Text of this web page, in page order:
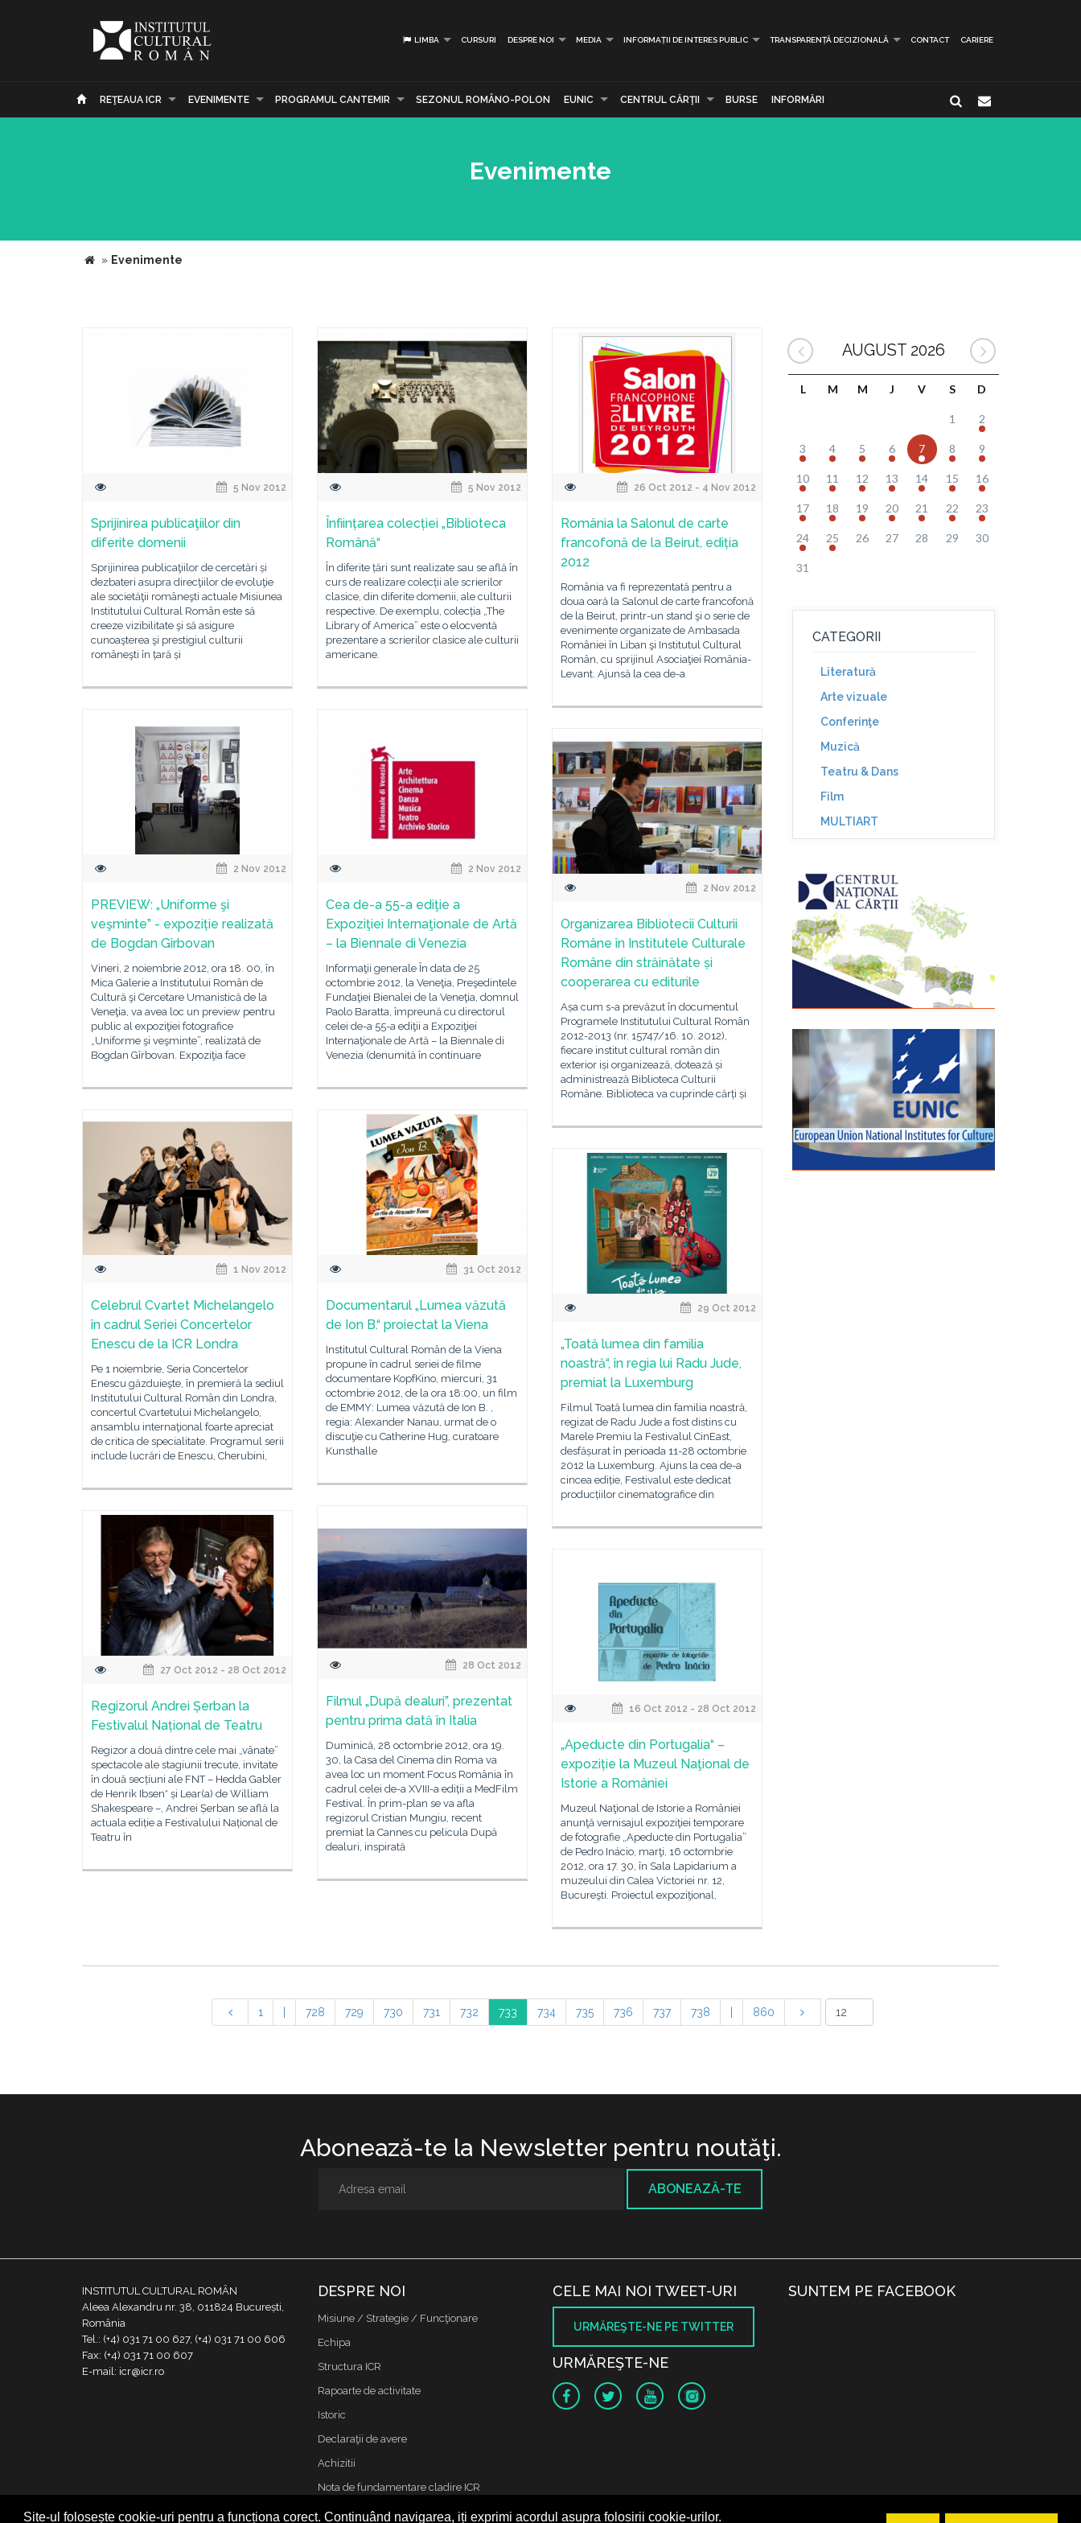
Site-ul folosește cookie-uri pentru a funcționa corect. Continuând navigarea, iți exprimi acordul asupra folosirii cookie-urilor.
LIMBA CURSURI DESPRE NOI MEDIA INFORMAȚII DE INTERES PUBLIC TRANSPARENȚĂ DECIZIONALĂ CONTACT CARIERE
REŢEAUA ICR EVENIMENTE PROGRAMUL CANTEMIR SEZONUL ROMÂNO-POLON EUNIC CENTRUL CĂRŢII BURSE INFORMĂRI
Evenimente
» Evenimente
5 Nov 2012
Sprijinirea publicaţiilor din
diferite domenii
Sprijinirea publicaţiilor de cercetări și
dezbateri asupra direcţiilor de evoluţie
ale societăţii româneşti actuale Misiunea
Institutului Cultural Român este să
creeze vizibilitate şi să asigure
cunoaşterea şi prestigiul culturii
româneşti în țară și
5 Nov 2012
Înființarea colecției „Biblioteca
Română“
În diferite țări sunt realizate sau se află în
curs de realizare colecții ale scrierilor
clasice, din diferite domenii, ale culturii
respective. De exemplu, colecția „The
Library of America” este o elocventă
prezentare a scrierilor clasice ale culturii
americane.
26 Oct 2012 - 4 Nov 2012
România la Salonul de carte
francofonă de la Beirut, ediția
2012
România va fi reprezentată pentru a
doua oară la Salonul de carte francofonă
de la Beirut, printr-un stand şi o serie de
evenimente organizate de Ambasada
României în Liban şi Institutul Cultural
Român, cu sprijinul Asociaţiei România-
Levant. Ajunsă la cea de-a
2 Nov 2012
PREVIEW: „Uniforme şi
veşminte” - expoziție realizată
de Bogdan Gîrbovan
Vineri, 2 noiembrie 2012, ora 18. 00, în
Mica Galerie a Institutului Român de
Cultură şi Cercetare Umanistică de la
Veneţia, va avea loc un preview pentru
public al expoziţiei fotografice
„Uniforme şi veşminte”, realizată de
Bogdan Gîrbovan. Expoziţia face
2 Nov 2012
Cea de-a 55-a ediţie a
Expoziţiei Internaţionale de Artă
– la Biennale di Venezia
Informaţii generale În data de 25
octombrie 2012, la Veneţia, Preşedintele
Fundaţiei Bienalei de la Veneţia, domnul
Paolo Baratta, împreună cu directorul
celei de-a 55-a ediţii a Expoziţiei
Internaţionale de Artă – la Biennale di
Venezia (denumită în continuare
2 Nov 2012
Organizarea Bibliotecii Culturii
Române în Institutele Culturale
Române din străinătate și
cooperarea cu editurile
Așa cum s-a prevăzut în documentul
Programele Institutului Cultural Român
2012-2013 (nr. 15747/16. 10. 2012),
fiecare institut cultural român din
exterior iși organizează, dotează și
administrează Biblioteca Culturii
Române. Biblioteca va cuprinde cărți și
1 Nov 2012
Celebrul Cvartet Michelangelo
în cadrul Seriei Concertelor
Enescu de la ICR Londra
Pe 1 noiembrie, Seria Concertelor
Enescu găzduieşte, în premieră la sediul
Institutului Cultural Român din Londra,
concertul Cvartetului Michelangelo,
ansamblu internaţional foarte apreciat
de critica de specialitate. Programul serii
include lucrări de Enescu, Cherubini,
31 Oct 2012
Documentarul „Lumea văzută
de Ion B.“ proiectat la Viena
Institutul Cultural Român de la Viena
propune în cadrul seriei de filme
documentare KopfKino, miercuri, 31
octombrie 2012, de la ora 18:00, un film
de EMMY: Lumea văzută de Ion B. ,
regia: Alexander Nanau, urmat de o
discuţie cu Catherine Hug, curatoare
Kunsthalle
29 Oct 2012
„Toată lumea din familia
noastră“, în regia lui Radu Jude,
premiat la Luxemburg
Filmul Toată lumea din familia noastră,
regizat de Radu Jude a fost distins cu
Marele Premiu la Festivalul CinEast,
desfășurat în perioada 11-28 octombrie
2012 la Luxemburg. Ajuns la cea de-a
cincea ediție, Festivalul este dedicat
producțiilor cinematografice din
28 Oct 2012
Filmul „După dealuri”, prezentat
pentru prima dată în Italia
Duminică, 28 octombrie 2012, ora 19.
30, la Casa del Cinema din Roma va
avea loc un moment Focus România în
cadrul celei de-a XVIII-a ediții a MedFilm
Festival. În prim-plan se va afla
regizorul Cristian Mungiu, recent
premiat la Cannes cu pelicula După
dealuri, inspirată
27 Oct 2012 - 28 Oct 2012
Regizorul Andrei Șerban la
Festivalul Național de Teatru
Regizor a două dintre cele mai „vânate”
spectacole ale stagiunii trecute, invitate
în două secțiuni ale FNT – Hedda Gabler
de Henrik Ibsen* și Lear(a) de William
Shakespeare –, Andrei Șerban se află la
actuala ediție a Festivalului Național de
Teatru în
16 Oct 2012 - 28 Oct 2012
„Apeducte din Portugalia“ –
expoziție la Muzeul Naţional de
Istorie a României
Muzeul Naţional de Istorie a României
anunţă vernisajul expoziţiei temporare
de fotografie „Apeducte din Portugalia”
de Pedro Inácio, marţi, 16 octombrie
2012, ora 17. 30, în Sala Lapidarium a
muzeului din Calea Victoriei nr. 12,
Bucureşti. Proiectul expoziţional,
AUGUST 2026
L M M J V S D
1 2
3 4 5 6 7 8 9
10 11 12 13 14 15 16
17 18 19 20 21 22 23
24 25 26 27 28 29 30
31
CATEGORII
Literatură
Arte vizuale
Conferinţe
Muzică
Teatru & Dans
Film
MULTIART
1 728 729 730 731 732 733 734 735 736 737 738 860
Abonează-te la Newsletter pentru noutăţi.
ABONEAZĂ-TE
INSTITUTUL CULTURAL ROMÂN
Aleea Alexandru nr. 38, 011824 București,
România
Tel.: (+4) 031 71 00 627, (+4) 031 71 00 606
Fax: (+4) 031 71 00 607
E-mail: icr@icr.ro
DESPRE NOI
Misiune / Strategie / Funcţionare
Echipa
Structura ICR
Rapoarte de activitate
Istoric
Declaraţii de avere
Achizitii
Nota de fundamentare cladire ICR
Contact
CELE MAI NOI TWEET-URI
URMĂREŞTE-NE PE TWITTER
URMĂREŞTE-NE
SUNTEM PE FACEBOOK